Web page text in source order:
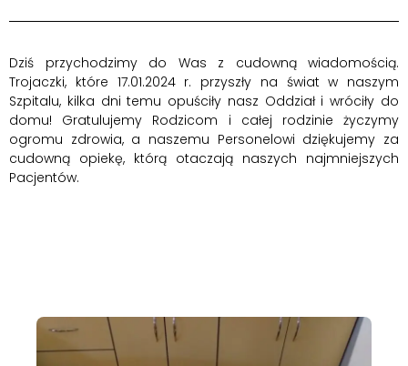
Dziś przychodzimy do Was z cudowną wiadomością.
Trojaczki, które 17.01.2024 r. przyszły na świat w naszym
Szpitalu, kilka dni temu opuściły nasz Oddział i wróciły do
domu! Gratulujemy Rodzicom i całej rodzinie życzymy
ogromu zdrowia, a naszemu Personelowi dziękujemy za
cudowną opiekę, którą otaczają naszych najmniejszych
Pacjentów.